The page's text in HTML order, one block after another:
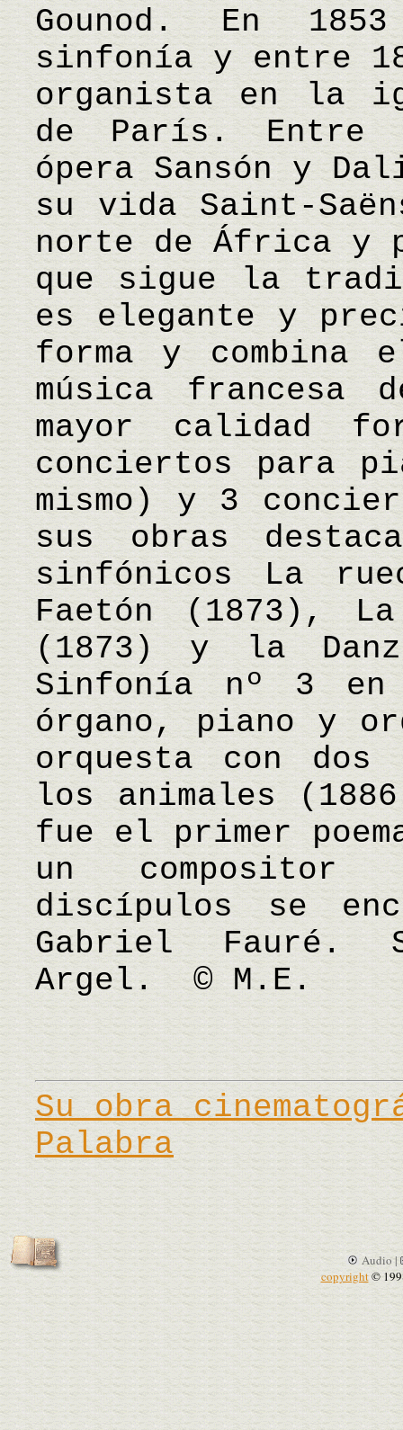
Gounod. En
sinfonía y entre
organista en la
de París. Entre
ópera Sansón y
su vida Saint-
norte de África y
que sigue la
es elegante y
forma y
música francesa
mayor calidad
conciertos para
mismo) y 3
sus obras
sinfónicos La
Faetón (1873),
(1873) y la
Sinfonía nº 3 en
órgano, piano y
orquesta con
los animales
fue el primer
un compositor
discípulos se
Gabriel Fauré.
Argel. © M.E.
Su obra
Palabra
Audio |
copyright©